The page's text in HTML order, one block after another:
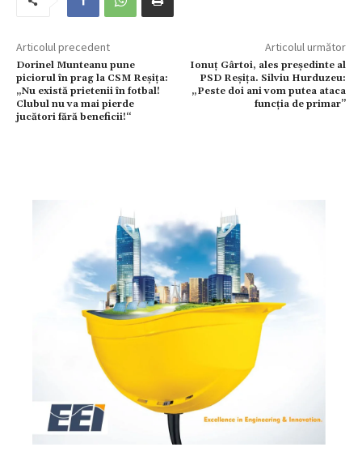
Articolul precedent
Dorinel Munteanu pune
piciorul în prag la CSM Reșița:
„Nu există prietenii în fotbal!
Clubul nu va mai pierde
jucători fără beneficii!“
Articolul următor
Ionuț Gârtoi, ales președinte al
PSD Reșița. Silviu Hurduzeu:
„Peste doi ani vom putea ataca
funcția de primar”